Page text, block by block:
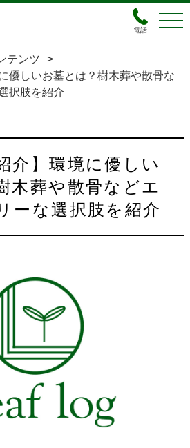
電話
テンツ
>
優しいお墓とは？樹木葬や散骨な
択肢を紹介
木葬や散骨などエ
ーな選択肢を紹介